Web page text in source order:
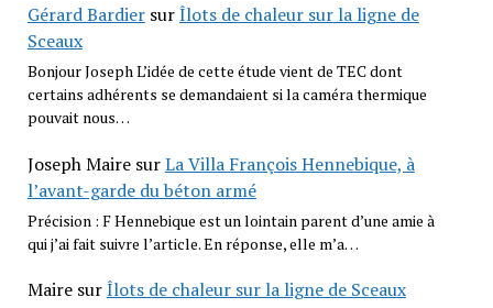
Gérard BardiersurÎlots de chaleur sur la ligne de
Sceaux
Bonjour Joseph L’idée de cette étude vient de TEC dont
certains adhérents se demandaient si la caméra thermique
pouvait nous…
Joseph MairesurLa Villa François Hennebique, à
l’avant-garde du béton armé
Précision : F Hennebique est un lointain parent d’une amie à
qui j’ai fait suivre l’article. En réponse, elle m’a…
MairesurÎlots de chaleur sur la ligne de Sceaux